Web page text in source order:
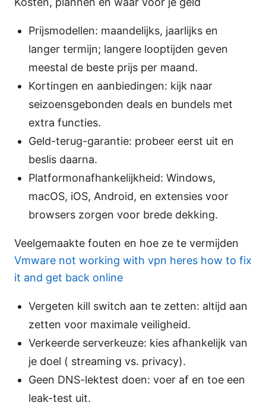
Prijsmodellen: maandelijks, jaarlijks en
langer termijn; langere looptijden geven
meestal de beste prijs per maand.
Kortingen en aanbiedingen: kijk naar
seizoensgebonden deals en bundels met
extra functies.
Geld-terug-garantie: probeer eerst uit en
beslis daarna.
Platformonafhankelijkheid: Windows,
macOS, iOS, Android, en extensies voor
browsers zorgen voor brede dekking.
Veelgemaakte fouten en hoe ze te vermijden
Vmware not working with vpn heres how to fix
it and get back online
Vergeten kill switch aan te zetten: altijd aan
zetten voor maximale veiligheid.
Verkeerde serverkeuze: kies afhankelijk van
je doel ( streaming vs. privacy).
Geen DNS-lektest doen: voer af en toe een
leak-test uit.